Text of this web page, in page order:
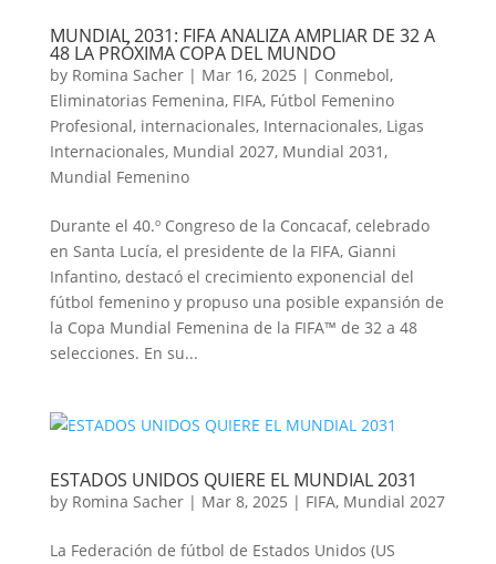
MUNDIAL 2031: FIFA ANALIZA AMPLIAR DE 32 A
48 LA PRÓXIMA COPA DEL MUNDO
by Romina Sacher| Mar 16, 2025 | Conmebol,
Eliminatorias Femenina, FIFA, Fútbol Femenino
Profesional, internacionales, Internacionales, Ligas
Internacionales, Mundial 2027, Mundial 2031,
Mundial Femenino
Durante el 40.º Congreso de la Concacaf, celebrado
en Santa Lucía, el presidente de la FIFA, Gianni
Infantino, destacó el crecimiento exponencial del
fútbol femenino y propuso una posible expansión de
la Copa Mundial Femenina de la FIFA™ de 32 a 48
selecciones. En su...
ESTADOS UNIDOS QUIERE EL MUNDIAL 2031
by Romina Sacher| Mar 8, 2025 | FIFA, Mundial 2027
La Federación de fútbol de Estados Unidos (US